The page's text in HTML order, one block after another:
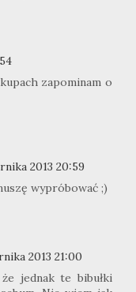
zapominam o
2013 20:59
wypróbować ;)
2013 21:00
jednak te bibułki